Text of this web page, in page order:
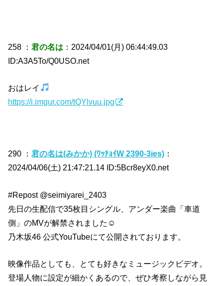
258 ：君の名は ：2024/04/01(月) 06:44:49.03
ID:A3A5To/Q0USO.net
おはレイ
https://i.imgur.com/tQYlvuu.jpg
290 ：君の名は(みかか) (ﾜｯﾁｮｲW 2390-3ies) ：
2024/04/06(土) 21:47:21.14 ID:5Bcr8eyX0.net
#Repost @seimiyarei_2403
先日の生配信で35枚目シングル、アンダー楽曲「車道
側」のMVが解禁されました☺︎
乃木坂46 公式YouTubeにて公開されております。
映像作品としても、とても好きなミュージックビデオ。
登場人物に設定が細かくあるので、ぜひ考察しながら見